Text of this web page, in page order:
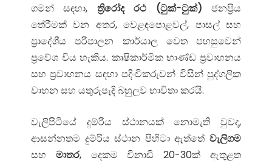
ගමන් සඳහා, ත්‍රිරෝද රථ (ටුක්-ටුක්) ජනප්‍රිය
තේරීමක් වන අතර, වෙළඳපොළවල්, පාසල් සහ
ප්‍රාදේශීය පරිපාලන කාර්යාල වෙත පහසුවෙන්
ප්‍රවේශ විය හැකිය. කෘෂිකාර්මික භාණ්ඩ ප්‍රවාහනය
සහ ප්‍රවාහනය සඳහා පදිංචිකරුවන් විසින් පුද්ගලික
වාහන සහ යතුරුපැදි බහුලව භාවිතා කරයි.
වැලිපිටියේ දුම්රිය ස්ථානයක් නොමැති වුවද,
ආසන්නතම දුම්රිය ස්ථාන පිහිටා ඇත්තේ වැලිගම
සහ මාතර, දෙකම විනාඩි 20-30ක් ඇතුළත